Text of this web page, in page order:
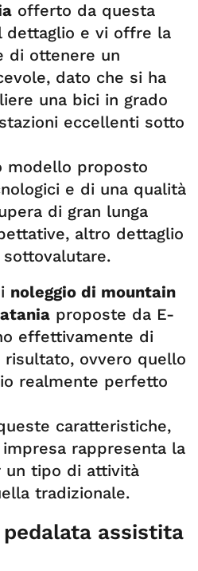
offerto da questa
dettaglio e vi offre la
di ottenere un
dato che si ha
una bici in grado
eccellenti sotto
modello proposto
e di una qualità
di gran lunga
altro dettaglio
noleggio di mountain
proposte da E-
effettivamente di
ovvero quello
realmente perfetto
caratteristiche,
rappresenta la
un tipo di attività
tradizionale.
assistita